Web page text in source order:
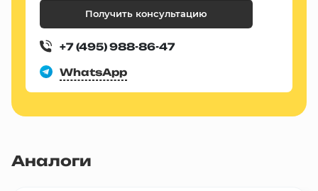
Получить консультацию
+7 (495) 988-86-47
WhatsApp
Аналоги